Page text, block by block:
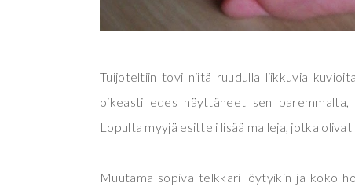
Tuijoteltiin tovi niitä ruudulla liikkuvia
oikeasti edes näyttäneet sen paremmalta,
Lopulta myyjä esitteli lisää malleja, jotka
Muutama sopiva telkkari löytyikin ja koko